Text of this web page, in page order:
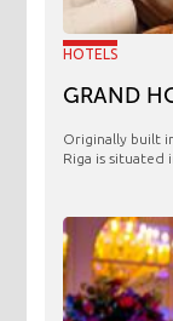
HOTELS
GRAND
Originally built
Riga is situated